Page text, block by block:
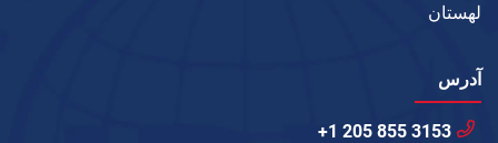
لهستان
آدرس
+1 205 855 3153